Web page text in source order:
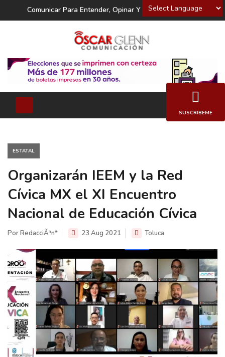
Powered by
Comunicar Para Entender, Opinar Y Decidir
ESTATAL
Organizarán IEEM y la Red
Cívica MX el XI Encuentro
Nacional de Educación Cívica
Por RedacciÃ³n* 23 Aug 2021 Toluca
SUSCRIBEME